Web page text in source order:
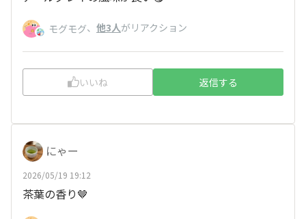
モグモグ、 他3人がリアクション
いいね 返信する
にゃー
2026/05/19 19:12
茶葉の香り🤎